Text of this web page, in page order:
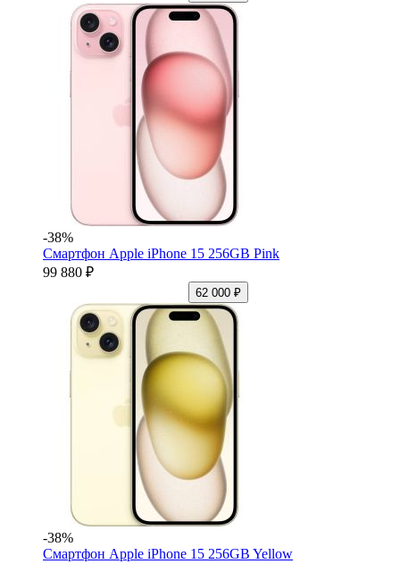
-38%
Смартфон Apple iPhone 15 256GB Pink
99 880 ₽
62 000 ₽
-38%
Смартфон Apple iPhone 15 256GB Yellow